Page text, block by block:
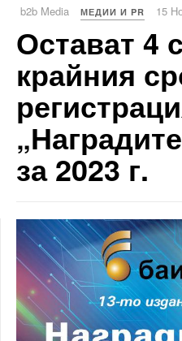
b2b Media МЕДИИ И PR 15
Остават 4
крайния
за 2023 г.